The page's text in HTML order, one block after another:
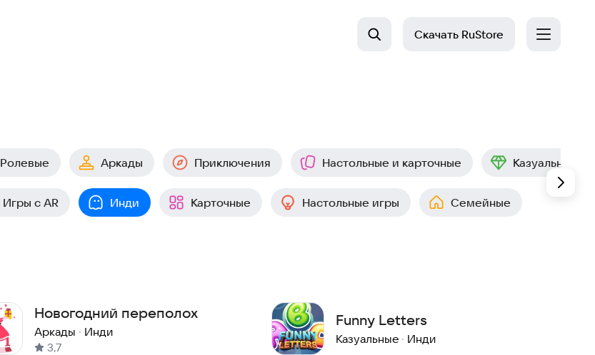
Скачать RuStore
Ролевые Аркады Приключения Настольные и карточные Казуальные
Игры с AR Инди Карточные Настольные игры Семейные
Новогодний переполох
Аркады · Инди
3,7
Funny Letters
Казуальные · Инди